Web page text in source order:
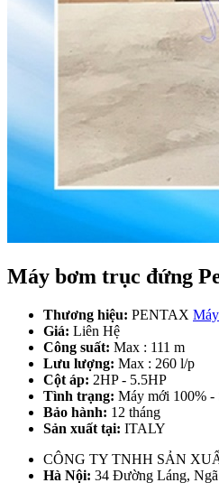
Máy bơm trục đứng
Thương hiệu: PENTAX
Giá: Liên Hệ
Công suất: Max : 111 m
Lưu lượng: Max : 260 l/p
Cột áp: 2HP - 5.5HP
Tình trạng: Máy mới 100% -
Bảo hành: 12 tháng
Sản xuất tại: ITALY
CÔNG TY TNHH SẢN
Hà Nội: 34 Đường Láng,